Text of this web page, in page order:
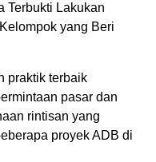
Terbukti Lakukan
yang Beri
praktik terbaik
pasar dan
rintisan yang
proyek ADB di